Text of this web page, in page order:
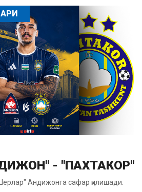
- "ПАХТАКОР"
Андижонга сафар қилишади.